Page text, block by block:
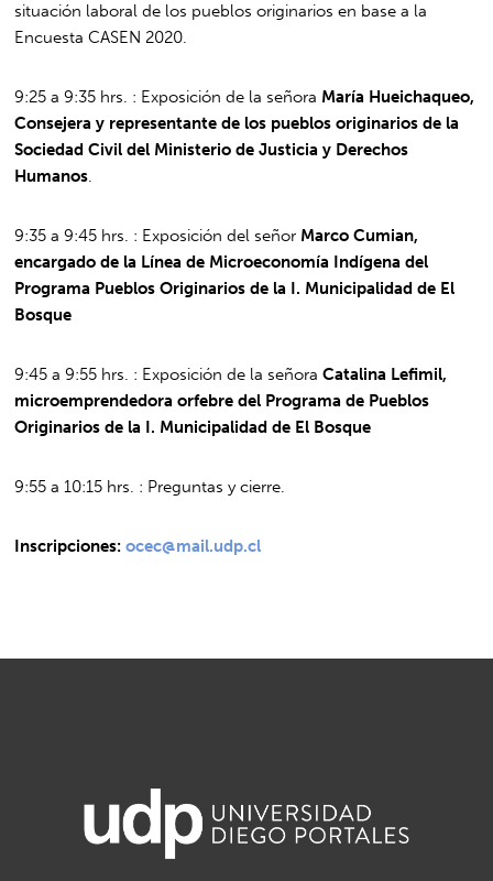
situación laboral de los pueblos originarios en base a la
Encuesta CASEN 2020.
9:25 a 9:35 hrs. : Exposición de la señora María Hueichaqueo,
Consejera y representante de los pueblos originarios de la
Sociedad Civil del Ministerio de Justicia y Derechos
Humanos.
9:35 a 9:45 hrs. : Exposición del señor Marco Cumian,
encargado de la Línea de Microeconomía Indígena del
Programa Pueblos Originarios de la I. Municipalidad de El
Bosque
9:45 a 9:55 hrs. : Exposición de la señoraCatalina Lefimil,
microemprendedora orfebre del Programa de Pueblos
Originarios de la I. Municipalidad de El Bosque
9:55 a 10:15 hrs. : Preguntas y cierre.
Inscripciones:ocec@mail.udp.cl